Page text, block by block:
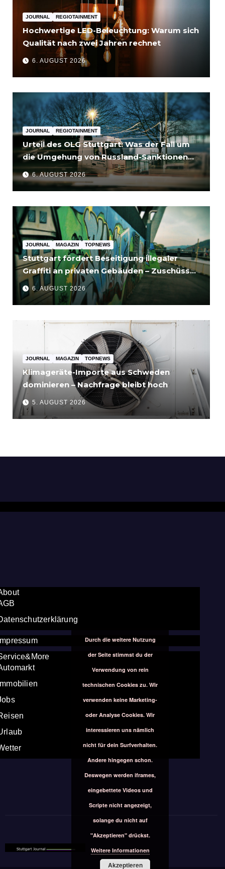
JOURNAL REGIOTAINMENT
Hochwertige LED-Beleuchtung: Warum sich
Qualität nach zwei Jahren rechnet
6. AUGUST 2026
JOURNAL REGIOTAINMENT
Urteil des OLG Stuttgart: Was der Fall um
die Umgehung von Russland-Sanktionen
für Unternehmen bedeutet
6. AUGUST 2026
JOURNAL MAGAZIN TOPNEWS
Stuttgart fördert Beseitigung illegaler
Graffiti an privaten Gebäuden – Zuschüsse
bis 3.500 Euro
6. AUGUST 2026
JOURNAL MAGAZIN TOPNEWS
Klimageräte-Importe aus Schweden
dominieren – Nachfrage bleibt hoch
5. AUGUST 2026
Durch die weitere Nutzung
der Seite stimmst du der
Verwendung von rein
technischen Cookies zu. Wir
verwenden keine Marketing-
oder Analyse Cookies. Wir
interessieren uns nämlich
nicht für dein Surfverhalten.
Andere hingegen schon.
Deswegen werden iframes,
eingebettete Videos und
Scripte nicht angezeigt,
solange du nicht auf
"Akzeptieren" drückst.
Weitere Informationen
Akzeptieren